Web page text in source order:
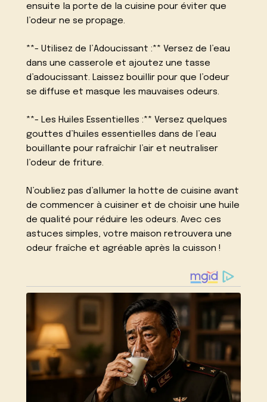
ensuite la porte de la cuisine pour éviter que
l’odeur ne se propage.
**- Utilisez de l’Adoucissant :** Versez de l’eau
dans une casserole et ajoutez une tasse
d’adoucissant. Laissez bouillir pour que l’odeur
se diffuse et masque les mauvaises odeurs.
**- Les Huiles Essentielles :** Versez quelques
gouttes d’huiles essentielles dans de l’eau
bouillante pour rafraîchir l’air et neutraliser
l’odeur de friture.
N’oubliez pas d’allumer la hotte de cuisine avant
de commencer à cuisiner et de choisir une huile
de qualité pour réduire les odeurs. Avec ces
astuces simples, votre maison retrouvera une
odeur fraîche et agréable après la cuisson !